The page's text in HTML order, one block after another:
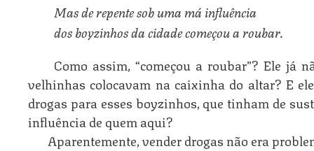
Mas de repente sob uma má influência
dos boyzinhos da cidade começou a roubar.
Como assim, “começou a roubar”? Ele já
velhinhas colocavam na caixinha do altar? E
drogas para esses boyzinhos, que tinham de
influência de quem aqui?
Aparentemente, vender drogas não era